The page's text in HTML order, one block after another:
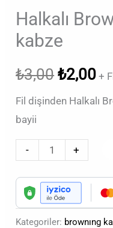
Halkalı
kabze
₺3,00 ₺2,00 +
Fil dişinden Halkalı
bayii
- +
Kategoriler: brownıng